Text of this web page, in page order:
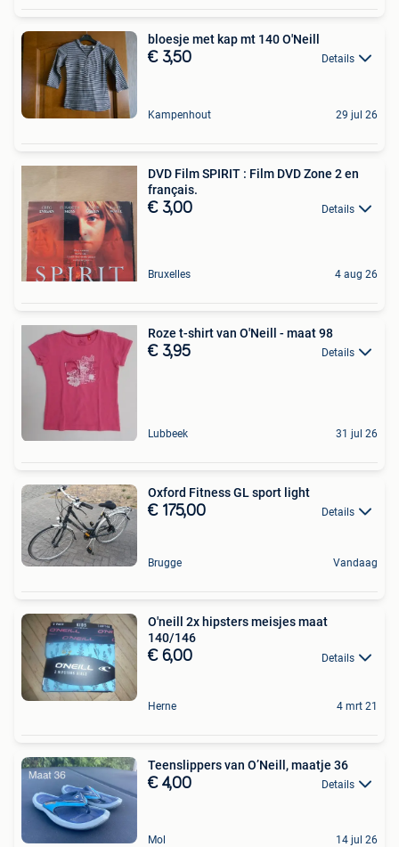
bloesje met kap mt 140 O'Neill
€ 3,50 Details
Kampenhout 29 jul 26
DVD Film SPIRIT : Film DVD Zone 2 en
français.
€ 3,00 Details
Bruxelles 4 aug 26
Roze t-shirt van O'Neill - maat 98
€ 3,95 Details
Lubbeek 31 jul 26
Oxford Fitness GL sport light
€ 175,00 Details
Brugge Vandaag
O'neill 2x hipsters meisjes maat
140/146
€ 6,00 Details
Herne 4 mrt 21
Teenslippers van O’Neill, maatje 36
€ 4,00 Details
Mol 14 jul 26